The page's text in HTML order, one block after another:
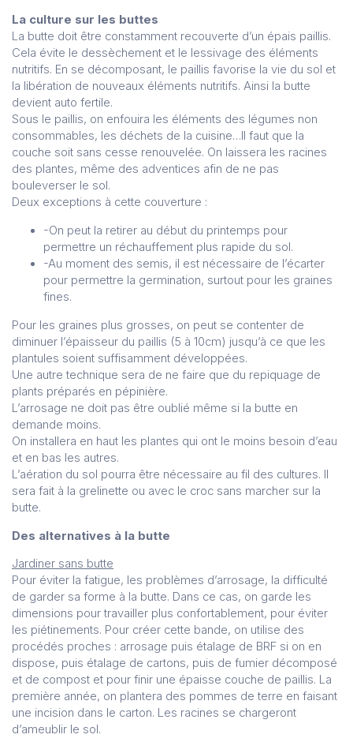
La culture sur les buttes
La butte doit être constamment recouverte d’un épais paillis.
Cela évite le dessèchement et le lessivage des éléments
nutritifs. En se décomposant, le paillis favorise la vie du sol et
la libération de nouveaux éléments nutritifs. Ainsi la butte
devient auto fertile.
Sous le paillis, on enfouira les éléments des légumes non
consommables, les déchets de la cuisine…Il faut que la
couche soit sans cesse renouvelée. On laissera les racines
des plantes, même des adventices afin de ne pas
bouleverser le sol.
Deux exceptions à cette couverture :
-On peut la retirer au début du printemps pour
permettre un réchauffement plus rapide du sol.
-Au moment des semis, il est nécessaire de l’écarter
pour permettre la germination, surtout pour les graines
fines.
Pour les graines plus grosses, on peut se contenter de
diminuer l’épaisseur du paillis (5 à 10cm) jusqu’à ce que les
plantules soient suffisamment développées.
Une autre technique sera de ne faire que du repiquage de
plants préparés en pépinière.
L’arrosage ne doit pas être oublié même si la butte en
demande moins.
On installera en haut les plantes qui ont le moins besoin d’eau
et en bas les autres.
L’aération du sol pourra être nécessaire au fil des cultures. Il
sera fait à la grelinette ou avec le croc sans marcher sur la
butte.
Des alternatives à la butte
Jardiner sans butte
Pour éviter la fatigue, les problèmes d’arrosage, la difficulté
de garder sa forme à la butte. Dans ce cas, on garde les
dimensions pour travailler plus confortablement, pour éviter
les piétinements. Pour créer cette bande, on utilise des
procédés proches : arrosage puis étalage de BRF si on en
dispose, puis étalage de cartons, puis de fumier décomposé
et de compost et pour finir une épaisse couche de paillis. La
première année, on plantera des pommes de terre en faisant
une incision dans le carton. Les racines se chargeront
d’ameublir le sol.